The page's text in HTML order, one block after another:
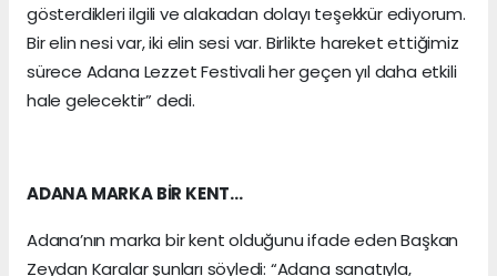
gösterdikleri ilgili ve alakadan dolayı teşekkür ediyorum.
Bir elin nesi var, iki elin sesi var. Birlikte hareket ettiğimiz
sürece Adana Lezzet Festivali her geçen yıl daha etkili
hale gelecektir” dedi.
ADANA MARKA BİR KENT…
Adana’nın marka bir kent olduğunu ifade eden Başkan
Zeydan Karalar şunları söyledi: “Adana sanatıyla,